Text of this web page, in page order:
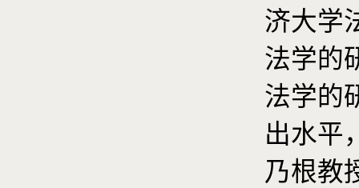
济大学
法学的
法学的
出水平
乃根教